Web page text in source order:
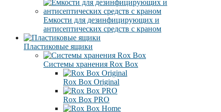
Емкости для дезинфицирующих и
антисептических средств с краном
Пластиковые ящики
Системы хранения Rox Box
Rox Box Original
Rox Box PRO